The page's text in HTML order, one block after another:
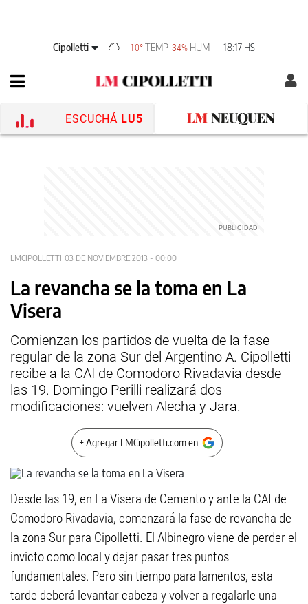
Cipolletti 10°TEMP 34% HUM 18:17 HS
ESCUCHÁ LU5
LMCIPOLLETTI 03 DE NOVIEMBRE 2013 - 00:00
La revancha se la toma en La
Visera
Comienzan los partidos de vuelta de la fase
regular de la zona Sur del Argentino A. Cipolletti
recibe a la CAI de Comodoro Rivadavia desde
las 19. Domingo Perilli realizará dos
modificaciones: vuelven Alecha y Jara.
+ Agregar LMCipolletti.com en
Desde las 19, en La Visera de Cemento y ante la CAI de
Comodoro Rivadavia, comenzará la fase de revancha de
la zona Sur para Cipolletti. El Albinegro viene de perder el
invicto como local y dejar pasar tres puntos
fundamentales. Pero sin tiempo para lamentos, esta
tarde deberá levantar cabeza y volver a regalarle una